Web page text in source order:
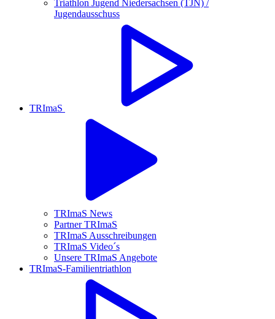
Triathlon Jugend Niedersachsen (TJN) /
Jugendausschuss
TRImaS
TRImaS News
Partner TRImaS
TRImaS Ausschreibungen
TRImaS Video´s
Unsere TRImaS Angebote
TRImaS-Familientriathlon